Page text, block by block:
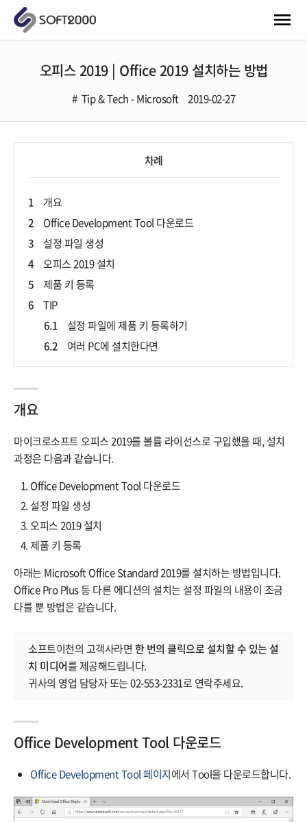
오피스 2019 | Office 2019 설치하는 방법
Tip & Tech - Microsoft 2019-02-27
차례
1
개요
2
Office Development Tool 다운로드
3
설정 파일 생성
4
오피스 2019 설치
5
제품 키 등록
6
TIP
6.1
설정 파일에 제품 키 등록하기
6.2
여러 PC에 설치한다면
개요
마이크로소프트 오피스 2019를 볼륨 라이선스로 구입했을 때, 설치
과정은 다음과 같습니다.
Office Development Tool 다운로드
설정 파일 생성
오피스 2019 설치
제품 키 등록
아래는 Microsoft Office Standard 2019를 설치하는 방법입니다.
Office Pro Plus 등 다른 에디션의 설치는 설정 파일의 내용이 조금
다를 뿐 방법은 같습니다.
소프트이천의 고객사라면 한 번의 클릭으로 설치할 수 있는 설
치 미디어를 제공해드립니다.
귀사의 영업 담당자 또는 02-553-2331로 연락주세요.
Office Development Tool 다운로드
Office Development Tool 페이지에서 Tool을 다운로드합니다.